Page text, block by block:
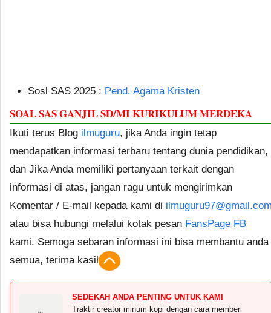
Sosl SAS 2025 : Pend. Agama Kristen
SOAL SAS GANJIL SD/MI KURIKULUM MERDEKA
Ikuti terus Blog ilmuguru, jika Anda ingin tetap
mendapatkan informasi terbaru tentang dunia pendidikan,
dan Jika Anda memiliki pertanyaan terkait dengan
informasi di atas, jangan ragu untuk mengirimkan
Komentar / E-mail kepada kami di
atau bisa hubungi melalui kotak pesan FansPage FB
kami. Semoga sebaran informasi ini bisa membantu anda
semua, terima kasih.
SEDEKAH ANDA PENTING UNTUK KAMI
Traktir creator minum kopi dengan cara memberi